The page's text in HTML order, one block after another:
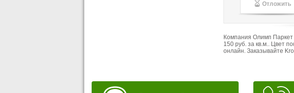
Отложить
Компания Олимп Паркет
150 руб. за кв.м.. Цвет
онлайн. Заказывайте